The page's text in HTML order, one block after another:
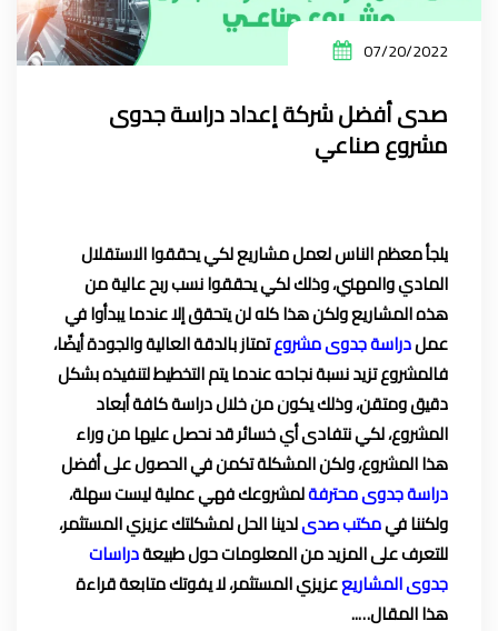
07/20/2022
صدى أفضل شركة إعداد دراسة جدوى
مشروع صناعي
يلجأ معظم الناس لعمل مشاريع لكي يحققوا الاستقلال
المادي والمهني، وذلك لكي يحققوا نسب ربح عالية من
هذه المشاريع ولكن هذا كله لن يتحقق إلا عندما يبدأوا في
عملدراسة جدوى مشروعتمتاز بالدقة العالية والجودة أيضًا،
فالمشروع تزيد نسبة نجاحه عندما يتم التخطيط لتنفيذه بشكل
دقيق ومتقن، وذلك يكون من خلال دراسة كافة أبعاد
المشروع، لكي نتفادى أي خسائر قد نحصل عليها من وراء
هذا المشروع، ولكن المشكلة تكمن في الحصول على أفضل
دراسة جدوى محترفةلمشروعك فهي عملية ليست سهلة،
ولكننا فيمكتب صدىلدينا الحل لمشكلتك عزيزي المستثمر،
للتعرف على المزيد من المعلومات حول طبيعةدراسات
جدوى المشاريععزيزي المستثمر، لا يفوتك متابعة قراءة
هذا المقال…..